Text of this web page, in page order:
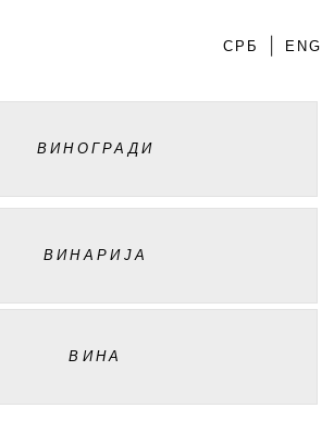
СРБ ENG
ВИНОГРАДИ
ВИНАРИЈА
ВИНА